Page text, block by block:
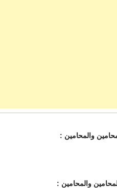
والمحامين :
والمحامين :